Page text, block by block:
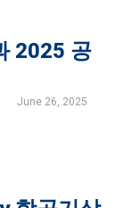
2025 공
June 26, 2025